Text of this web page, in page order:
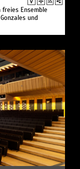
Ensemble
und